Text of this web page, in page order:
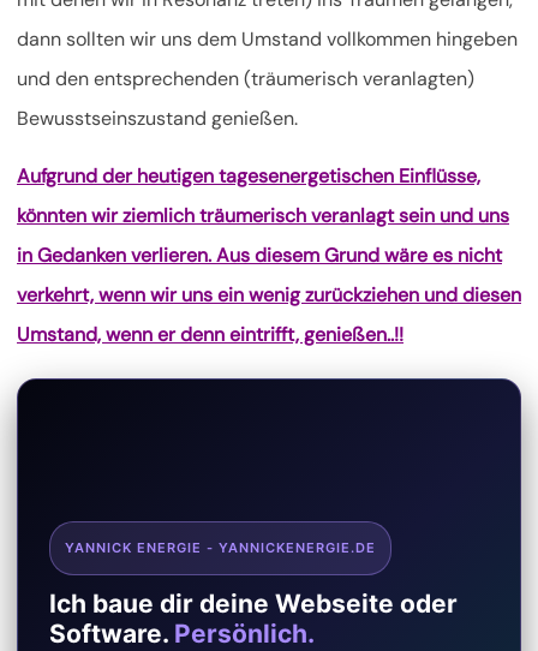
dann sollten wir uns dem Umstand vollkommen hingeben
und den entsprechenden (träumerisch veranlagten)
Bewusstseinszustand genießen.
Aufgrund der heutigen tagesenergetischen Einflüsse,
könnten wir ziemlich träumerisch veranlagt sein und uns
in Gedanken verlieren. Aus diesem Grund wäre es nicht
verkehrt, wenn wir uns ein wenig zurückziehen und diesen
Umstand, wenn er denn eintrifft, genießen..!!
YANNICK ENERGIE - YANNICKENERGIE.DE
Ich baue dir deine Webseite oder
Software. Persönlich.